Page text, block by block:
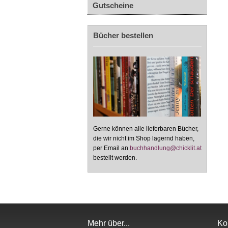
Gutscheine
Bücher bestellen
Gerne können alle lieferbaren Bücher,
die wir nicht im Shop lagernd haben,
per Email an buchhandlung@chicklit.at
bestellt werden.
Mehr über...